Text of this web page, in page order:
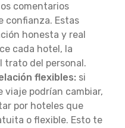
comentarios
confianza. Estas
honesta y real
cada hotel, la
trato del personal.
flexibles: si
viaje podrían cambiar,
por hoteles que
o flexible. Esto te